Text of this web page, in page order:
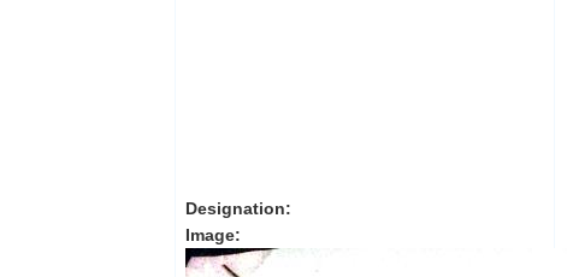
Designation:
Image: